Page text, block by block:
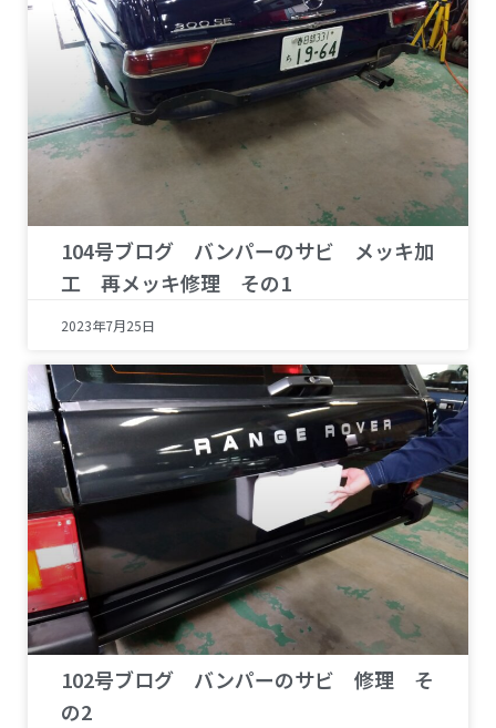
104号ブログ バンパーのサビ メッキ加
工 再メッキ修理 その1
2023年7月25日
102号ブログ バンパーのサビ 修理 そ
の2